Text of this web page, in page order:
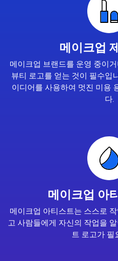
메이크업
메이크업 브랜드를 운영 중이
뷰티 로고를 얻는 것이 필수입
이디어를 사용하여 멋진 미용
다.
메이크업 아
메이크업 아티스트는 스스로
고 사람들에게 자신의 작업을
트 로고가 필